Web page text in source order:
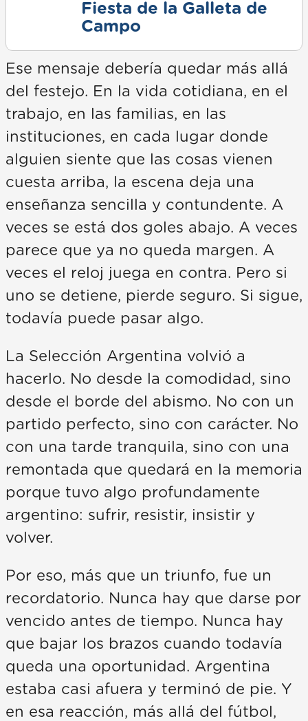
Fiesta de la Galleta de
Campo
Ese mensaje debería quedar más allá
del festejo. En la vida cotidiana, en el
trabajo, en las familias, en las
instituciones, en cada lugar donde
alguien siente que las cosas vienen
cuesta arriba, la escena deja una
enseñanza sencilla y contundente. A
veces se está dos goles abajo. A veces
parece que ya no queda margen. A
veces el reloj juega en contra. Pero si
uno se detiene, pierde seguro. Si sigue,
todavía puede pasar algo.
La Selección Argentina volvió a
hacerlo. No desde la comodidad, sino
desde el borde del abismo. No con un
partido perfecto, sino con carácter. No
con una tarde tranquila, sino con una
remontada que quedará en la memoria
porque tuvo algo profundamente
argentino: sufrir, resistir, insistir y
volver.
Por eso, más que un triunfo, fue un
recordatorio. Nunca hay que darse por
vencido antes de tiempo. Nunca hay
que bajar los brazos cuando todavía
queda una oportunidad. Argentina
estaba casi afuera y terminó de pie. Y
en esa reacción, más allá del fútbol,